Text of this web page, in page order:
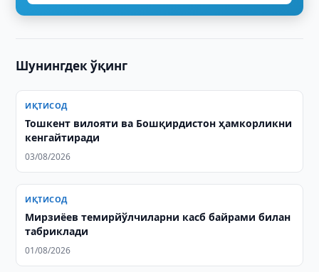
Шунингдек ўқинг
ИҚТИСОД
Тошкент вилояти ва Бошқирдистон ҳамкорликни
кенгайтиради
03/08/2026
ИҚТИСОД
Мирзиёев темирйўлчиларни касб байрами билан
табриклади
01/08/2026